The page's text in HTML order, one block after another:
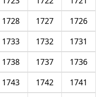
1726
1727
1728
1731
1732
1733
1736
1737
1738
1741
1742
1743